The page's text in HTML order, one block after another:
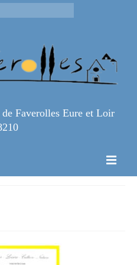
Faverolles Eure et Loir